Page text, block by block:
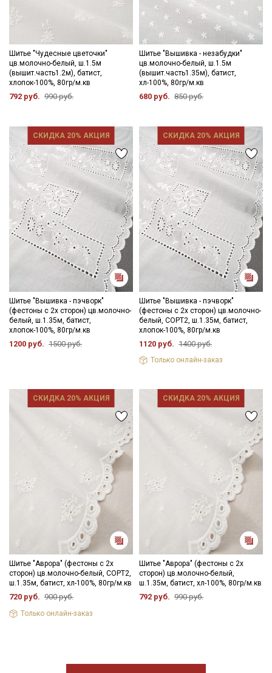
Шитье "Чудесные цветочки"
цв.молочно-белый, ш.1.5м
(вышит.часть1.2м), батист,
хлопок-100%, 80гр/м.кв
792 руб. 990 руб.
Шитье "Вышивка - незабудки"
цв.молочно-белый, ш.1.5м
(вышит.часть1.35м), батист,
хл-100%, 80гр/м.кв
680 руб. 850 руб.
СКИДКА 20% АКЦИЯ
Шитье "Вышивка - пэчворк"
(фестоны с 2х сторон) цв.молочно-
белый, ш.1.35м, батист,
хлопок-100%, 80гр/м.кв
1200 руб. 1500 руб.
СКИДКА 20% АКЦИЯ
Шитье "Вышивка - пэчворк"
(фестоны с 2х сторон) цв.молочно-
белый, СОРТ2, ш.1.35м, батист,
хлопок-100%, 80гр/м.кв
1120 руб. 1400 руб.
Только онлайн-заказ
СКИДКА 20% АКЦИЯ
Шитье "Аврора" (фестоны с 2х
сторон) цв.молочно-белый, СОРТ2,
ш.1.35м, батист, хл-100%, 80гр/м.кв
720 руб. 900 руб.
Только онлайн-заказ
СКИДКА 20% АКЦИЯ
Шитье "Аврора" (фестоны с 2х
сторон) цв.молочно-белый,
ш.1.35м, батист, хл-100%, 80гр/м.кв
792 руб. 990 руб.